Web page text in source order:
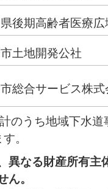
後期高齢者医療広
土地開発公社
総合サービス株式
のうち地域下水
。
異なる財産所有主
ん。